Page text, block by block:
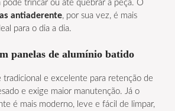
pode trincar ou até quebrar a peça. O
antiaderente, por sua vez, é mais
para o dia a dia.
panelas de alumínio batido
e excelente para retenção de
e exige maior manutenção. Já o
é mais moderno, leve e fácil de limpar,